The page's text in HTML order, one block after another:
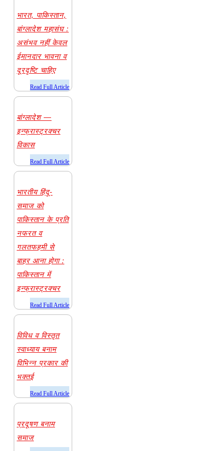
भारत, पाकिस्तान,
बांग्लादेश महासंघ :
असंभव नहीं केवल
ईमानदार भावना व
दूरदृष्टि चाहिए
​Read Full Article
बांग्लादेश —
इन्फ्रास्ट्रक्चर
विकास
​Read Full Article
भारतीय हिंदू-
समाज को
पाकिस्तान के प्रति
नफरत व
गलतफहमी से
बाहर आना होगा :
पाकिस्तान में
इन्फ्रास्ट्रक्चर
​Read Full Article
विविध व विस्तृत
स्वाध्याय बनाम
विभिन्न प्रकार की
भक्तई
​Read Full Article
प्रदूषण बनाम
समाज